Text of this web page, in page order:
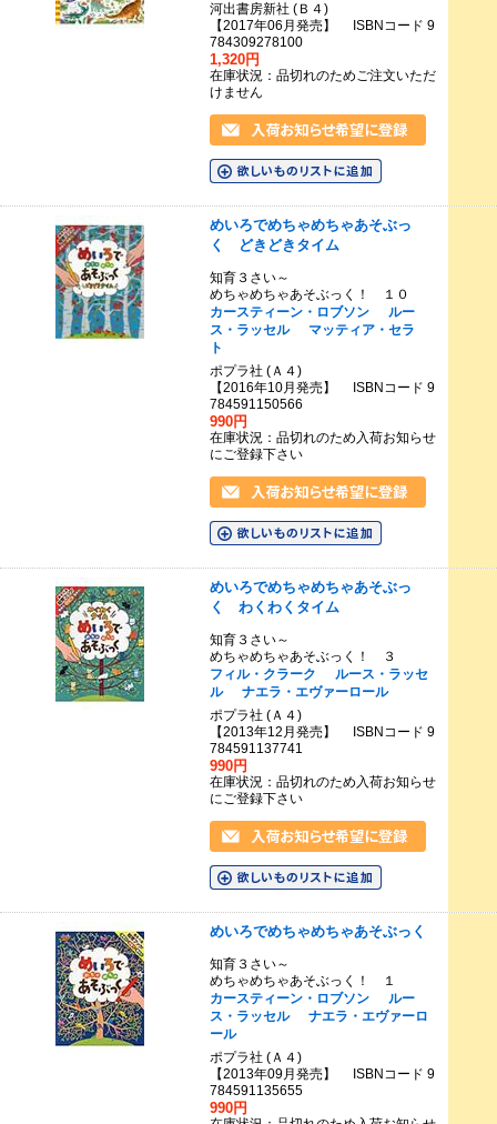
河出書房新社 (Ｂ４)
【2017年06月発売】 ISBNコード 9
784309278100
1,320円
在庫状況：品切れのためご注文いただ
けません
めいろでめちゃめちゃあそぶっ
く どきどきタイム
知育３さい～
めちゃめちゃあそぶっく！ １０
カースティーン・ロブソン
ルー
ス・ラッセル
マッティア・セラ
ト
ポプラ社 (Ａ４)
【2016年10月発売】 ISBNコード 9
784591150566
990円
在庫状況：品切れのため入荷お知らせ
にご登録下さい
めいろでめちゃめちゃあそぶっ
く わくわくタイム
知育３さい～
めちゃめちゃあそぶっく！ ３
フィル・クラーク
ルース・ラッセ
ル
ナエラ・エヴァーロール
ポプラ社 (Ａ４)
【2013年12月発売】 ISBNコード 9
784591137741
990円
在庫状況：品切れのため入荷お知らせ
にご登録下さい
めいろでめちゃめちゃあそぶっく
知育３さい～
めちゃめちゃあそぶっく！ １
カースティーン・ロブソン
ルー
ス・ラッセル
ナエラ・エヴァーロ
ール
ポプラ社 (Ａ４)
【2013年09月発売】 ISBNコード 9
784591135655
990円